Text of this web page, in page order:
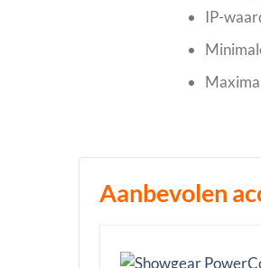
IP-
Aanbevolen